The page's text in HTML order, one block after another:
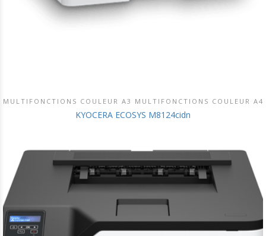
DÉCOUVRIR CE PRODUIT
MULTIFONCTIONS COULEUR A3 MULTIFONCTIONS COULEUR A4
KYOCERA ECOSYS M8124cidn